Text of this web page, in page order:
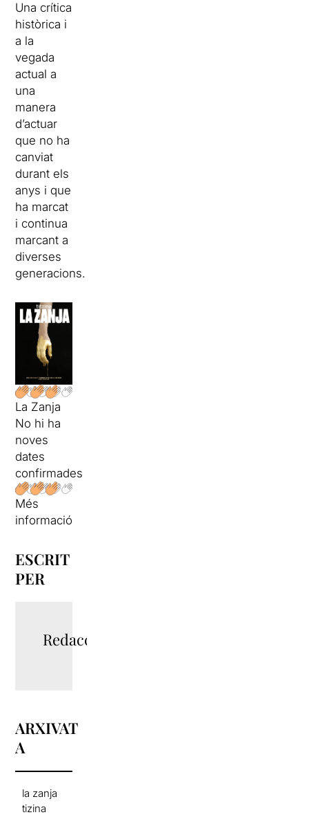
Una crítica
històrica i
a la
vegada
actual a
una
manera
d’actuar
que no ha
canviat
durant els
anys i que
ha marcat
i continua
marcant a
diverses
generacions.
La Zanja
No hi ha
noves
dates
confirmades
Més
informació
ESCRIT
PER
Redacció
ARXIVAT
A
la zanja
tizina